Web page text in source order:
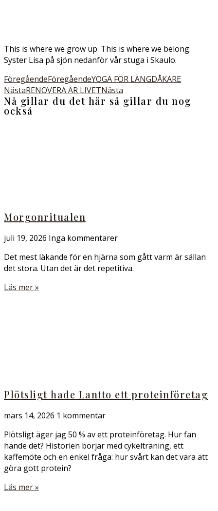
This is where we grow up. This is where we belong.
Syster Lisa på sjön nedanför vår stuga i Skaulo.
FöregåendeFöregåendeYOGA FÖR LÄNGDÅKARE
NästaRENOVERA ÄR LIVETNästa
Nå gillar du det här så gillar du nog
också
Morgonritualen
juli 19, 2026 Inga kommentarer
Det mest läkande för en hjärna som gått varm är sällan
det stora. Utan det är det repetitiva.
Läs mer »
Plötsligt hade Lantto ett proteinföretag
mars 14, 2026 1 kommentar
Plötsligt äger jag 50 % av ett proteinföretag. Hur fan
hände det? Historien börjar med cykelträning, ett
kaffemöte och en enkel fråga: hur svårt kan det vara att
göra gott protein?
Läs mer »